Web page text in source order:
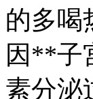
的多喝
因**子
素分泌